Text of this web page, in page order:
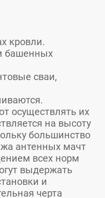
кровли.
башенных
сваи,
осуществлять их
на высоту
большинство
антенных мачт
всех норм
выдержать
и
черта